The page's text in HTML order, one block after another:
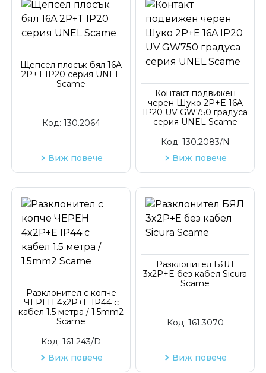
Щепсел плосък бял 16A
2P+T IP20 серия UNEL
Scame
Код: 130.2064
Виж повече
Контакт подвижен
черен Шуко 2P+E 16A
ІP20 UV GW750 градуса
серия UNEL Scame
Код: 130.2083/N
Виж повече
Разклонител с копче
ЧЕРЕН 4x2P+E IP44 с
кабел 1.5 метра / 1.5mm2
Scame
Код: 161.243/D
Виж повече
Разклонител БЯЛ
3x2P+E без кабел Sicura
Scame
Код: 161.3070
Виж повече